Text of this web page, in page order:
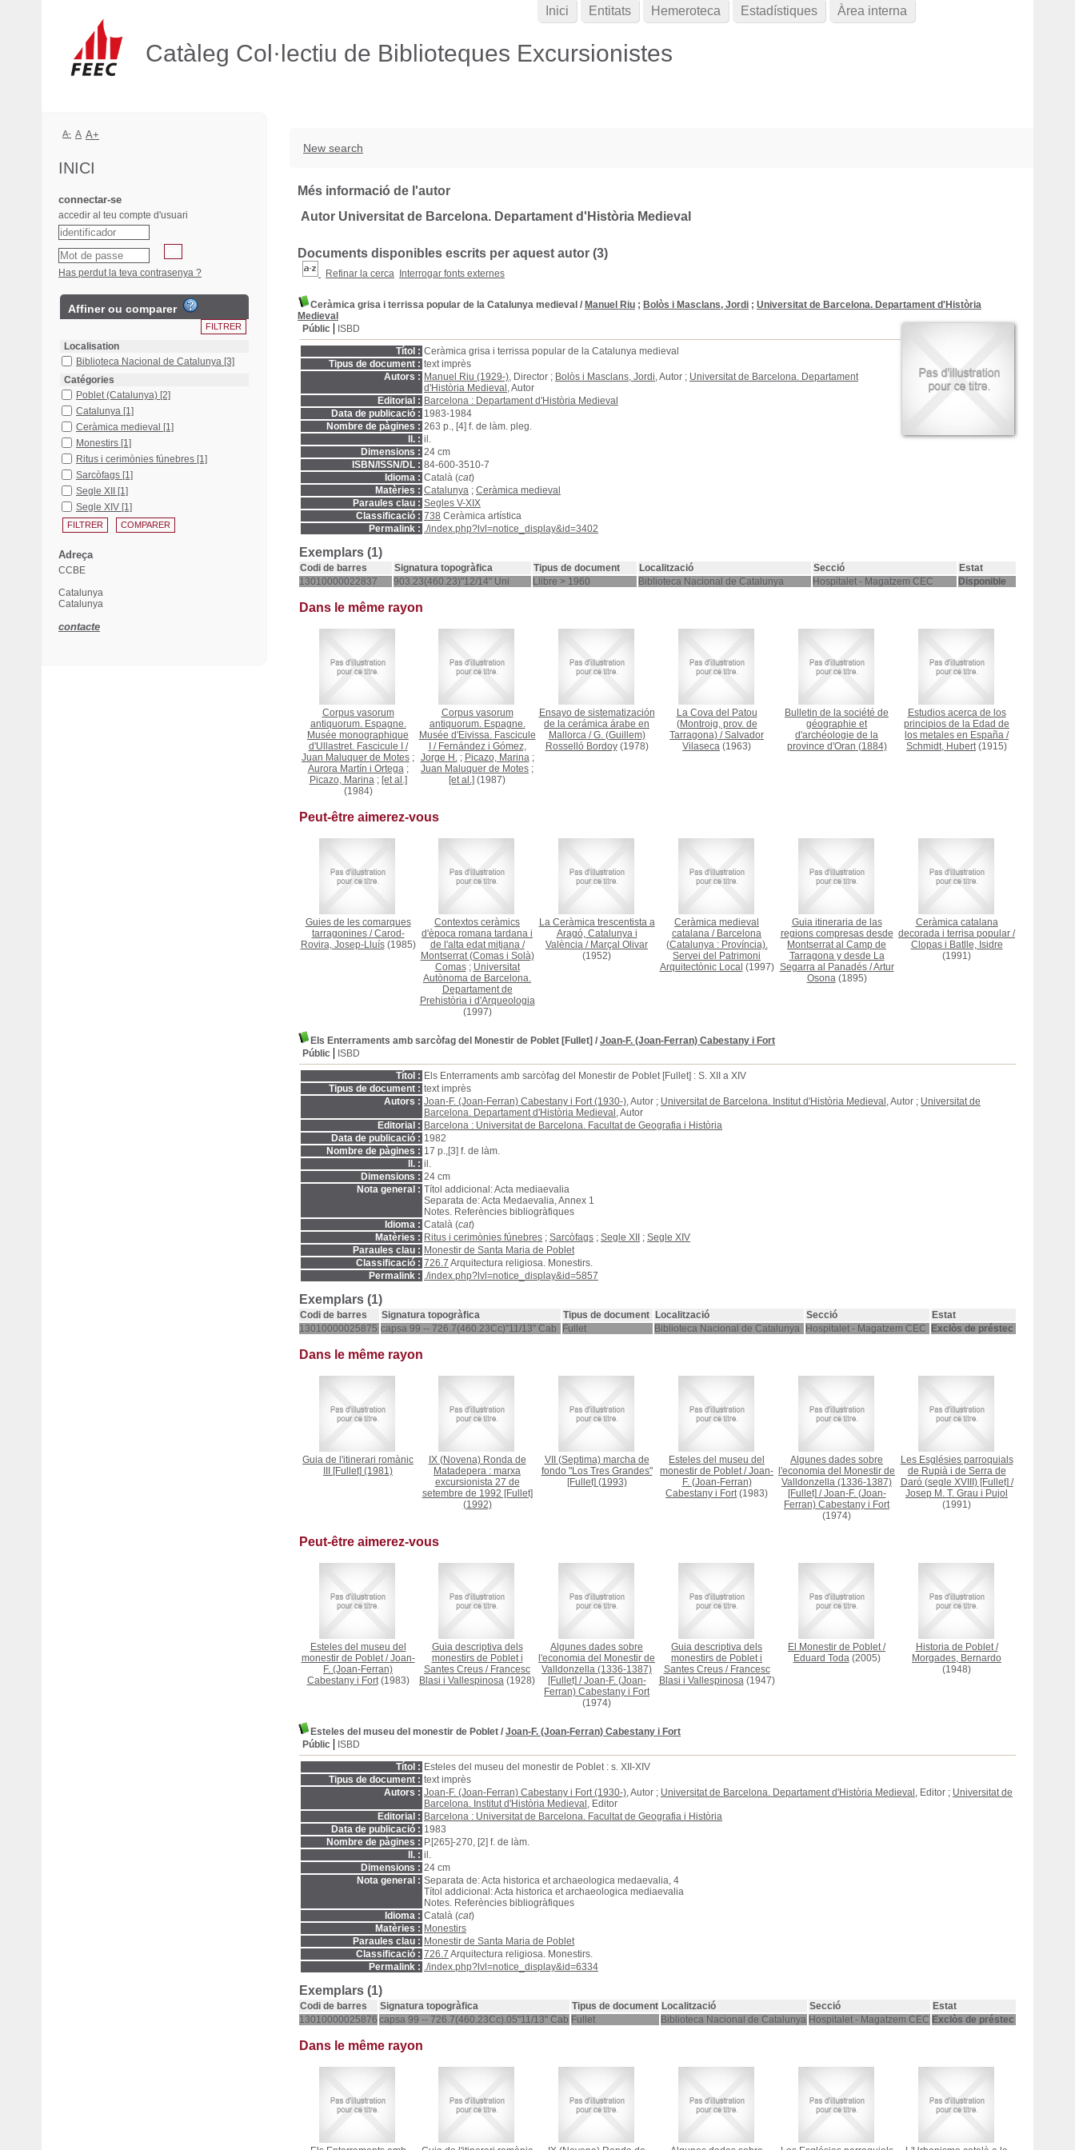
Catàleg Col·lectiu de Biblioteques Excursionistes
New search
Més informació de l'autor
Autor Universitat de Barcelona. Departament d'Història Medieval
Documents disponibles escrits per aquest autor (3)
Refinar la cerca Interrogar fonts externes
Ceràmica grisa i terrissa popular de la Catalunya medieval / Manuel Riu ; Bolòs i Masclans, Jordi ; Universitat de Barcelona. Departament d'Història
Medieval
Públic
ISBD
Títol : Ceràmica grisa i terrissa popular de la Catalunya medieval
Tipus de document : text imprès
Autors : Manuel Riu (1929-), Director ; Bolòs i Masclans, Jordi, Autor ; Universitat de Barcelona. Departament
d'Història Medieval , Autor
Editorial : Barcelona : Departament d'Història Medieval
Data de publicació : 1983-1984
Nombre de pàgines : 263 p., [4] f. de làm. pleg.
ll. : il.
Dimensions : 24 cm
ISBN/ISSN/DL : 84-600-3510-7
Idioma : Català (cat)
Matèries : Catalunya ; Ceràmica medieval
Paraules clau : Segles V-XIX
Classificació : 738 Ceràmica artística
Permalink : ./index.php?lvl=notice_display&id=3402
Exemplars (1)
Codi de barres Signatura topogràfica Tipus de document Localització Secció
Estat
13010000022837
903.23(460.23)"12/14" Uni Llibre > 1960 Biblioteca Nacional de Catalunya Hospitalet - Magatzem CEC Disponible
Dans le même rayon
Corpus vasorum
antiquorum. Espagne.
Musée monographique
d'Ullastret. Fascicule I
/
Juan Maluquer de Motes ;
Aurora Martín i Ortega;
Picazo, Marina; [et al.]
(1984)
Corpus vasorum
antiquorum. Espagne.
Musée d'Eivissa. Fascicule
/ Fernández i Gómez,
Jorge H.; Picazo, Marina;
Juan Maluquer de Motes ;
[et al.] (1987)
Ensayo de sistematización
de la cerámica árabe en
Mallorca/G. (Guillem)
Rosselló Bordoy(1978)
La Cova del Patou
(Montroig, prov. de
Tarragona) /Salvador
Vilaseca (1963)
Bulletin de la société de
géographie et
d'archéologie de la
province d'Oran (1884)
Estudios acerca de los
principios de la Edad de
los metales en España /
Schmidt, Hubert(1915)
Peut-être aimerez-vous
Guies de les comarques
tarragonines/Carod-
Rovira, Josep-Lluís(1985)
Contextos ceràmics
d'època romana tardana i
de l'alta edat mitjana/
Montserrat (Comas i Solà)
Comas; Universitat
Autònoma de Barcelona.
Departament de
Prehistòria i d'Arqueologia
(1997)
La Ceràmica trescentista a
Aragó, Catalunya i
València / Marçal Olivar
(1952)
Ceràmica medieval
catalana / Barcelona
(Catalunya : Província).
Servei del Patrimoni
Arquitectònic Local (1997)
Guia itineraria de las
regions compresas desde
Montserrat al Camp de
Tarragona y desde La
Segarra al Panadés/Artur
Osona(1895)
Ceràmica catalana
decorada i terrisa popular /
Clopas i Batlle, Isidre
(1991)
Els Enterraments amb sarcòfag del Monestir de Poblet [Fullet] / Joan-F. (Joan-Ferran) Cabestany i Fort
Públic
ISBD
Títol : Els Enterraments amb sarcòfag del Monestir de Poblet [Fullet] : S. XII a XIV
Tipus de document : text imprès
Autors : Joan-F. (Joan-Ferran) Cabestany i Fort (1930-), Autor ; Universitat de Barcelona. Institut d'Història Medieval , Autor ; Universitat de
Barcelona. Departament d'Història Medieval , Autor
Editorial : Barcelona : Universitat de Barcelona. Facultat de Geografia i Història
Data de publicació : 1982
Nombre de pàgines : 17 p.,[3] f. de làm.
ll. : il.
Dimensions : 24 cm
Nota general : Títol addicional: Acta mediaevalia
Separata de: Acta Medaevalia, Annex 1
Notes. Referències bibliogràfiques
Idioma : Català (cat)
Matèries : Ritus i cerimònies fúnebres ; Sarcòfags ; Segle XII ; Segle XIV
Paraules clau : Monestir de Santa Maria de Poblet
Classificació : 726.7 Arquitectura religiosa. Monestirs.
Permalink : ./index.php?lvl=notice_display&id=5857
Exemplars (1)
Codi de barres Signatura topogràfica Tipus de document Localització Secció
Estat
13010000025875 capsa 99 -- 726.7(460.23Cc)"11/13" Cab Fullet Biblioteca Nacional de Catalunya Hospitalet - Magatzem CEC Exclòs de préstec
Dans le même rayon
Guia de l'itinerari romànic
III [Fullet] (1981)
IX (Novena) Ronda de
Matadepera : marxa
excursionista 27 de
setembre de 1992 [Fullet]
(1992)
VII (Septima) marcha de
fondo "Los Tres Grandes"
[Fullet] (1993)
Esteles del museu del
monestir de Poblet/Joan-
F. (Joan-Ferran)
Cabestany i Fort(1983)
Algunes dades sobre
l'economia del Monestir de
Valldonzella (1336-1387)
[Fullet] /Joan-F. (Joan-
Ferran) Cabestany i Fort
(1974)
Les Esglésies parroquials
de Rupià i de Serra de
Daró (segle XVIII) [Fullet] /
Josep M. T. Grau i Pujol
(1991)
Peut-être aimerez-vous
Esteles del museu del
monestir de Poblet/Joan-
F. (Joan-Ferran)
Cabestany i Fort(1983)
Guia descriptiva dels
monestirs de Poblet i
Santes Creus / Francesc
Blasi i Vallespinosa (1928)
Algunes dades sobre
l'economia del Monestir de
Valldonzella (1336-1387)
[Fullet] /Joan-F. (Joan-
Ferran) Cabestany i Fort
(1974)
Guia descriptiva dels
monestirs de Poblet i
Santes Creus/ Francesc
Blasi i Vallespinosa(1947)
El Monestir de Poblet/
Eduard Toda(2005)
Historia de Poblet/
Morgades, Bernardo
(1948)
Esteles del museu del monestir de Poblet / Joan-F. (Joan-Ferran) Cabestany i Fort
Públic
ISBD
Títol : Esteles del museu del monestir de Poblet : s. XII-XIV
Tipus de document : text imprès
Autors : Joan-F. (Joan-Ferran) Cabestany i Fort (1930-), Autor ; Universitat de Barcelona. Departament d'Història Medieval , Editor ; Universitat de
Barcelona. Institut d'Història Medieval , Editor
Editorial : Barcelona : Universitat de Barcelona. Facultat de Geografia i Història
Data de publicació : 1983
Nombre de pàgines : P.[265]-270, [2] f. de làm.
ll. : il.
Dimensions : 24 cm
Nota general : Separata de: Acta historica et archaeologica medaevalia, 4
Títol addicional: Acta historica et archaeologica mediaevalia
Notes. Referències bibliogràfiques
Idioma : Català (cat)
Matèries : Monestirs
Paraules clau : Monestir de Santa Maria de Poblet
Classificació : 726.7 Arquitectura religiosa. Monestirs.
Permalink : ./index.php?lvl=notice_display&id=6334
Exemplars (1)
Codi de barres Signatura topogràfica Tipus de document Localització Secció
Estat
13010000025876 capsa 99 -- 726.7(460.23Cc).05"11/13" Cab Fullet Biblioteca Nacional de Catalunya Hospitalet - Magatzem CEC Exclòs de préstec
Dans le même rayon
Inici Entitats Hemeroteca Estadístiques Àrea interna
A- A A+
INICI
connectar-se
accedir al teu compte d'usuari
Has perdut la teva contrasenya ?
Affiner ou comparer
Localisation
Biblioteca Nacional de Catalunya [3]
Catégories
Poblet (Catalunya) [2]
Catalunya [1]
Ceràmica medieval [1]
Monestirs [1]
Ritus i cerimònies fúnebres [1]
Sarcòfags [1]
Segle XII
[1]
Segle XIV [1]
Adreça
CCBE
Catalunya
Catalunya
contacte